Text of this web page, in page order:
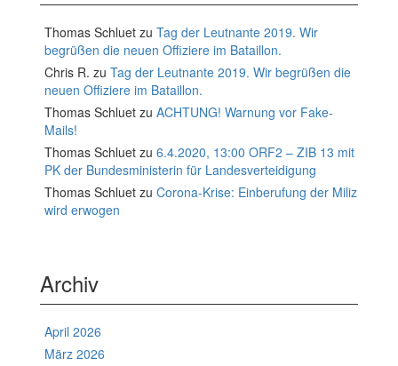
Thomas Schluet zu Tag der Leutnante 2019. Wir
begrüßen die neuen Offiziere im Bataillon.
Chris R. zu Tag der Leutnante 2019. Wir begrüßen die
neuen Offiziere im Bataillon.
Thomas Schluet zu ACHTUNG! Warnung vor Fake-
Mails!
Thomas Schluet zu 6.4.2020, 13:00 ORF2 – ZIB 13 mit
PK der Bundesministerin für Landesverteidigung
Thomas Schluet zu Corona-Krise: Einberufung der Miliz
wird erwogen
Archiv
April 2026
März 2026